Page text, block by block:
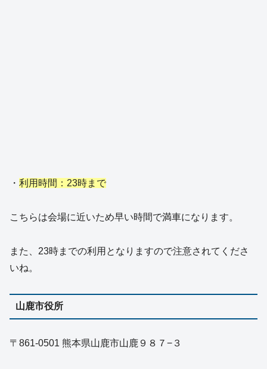
・ 利用時間：23時まで
こちらは会場に近いため早い時間で満車になります。
また、23時までの利用となりますので注意されてくださ
いね。
山鹿市役所
〒861-0501 熊本県山鹿市山鹿９８７−３